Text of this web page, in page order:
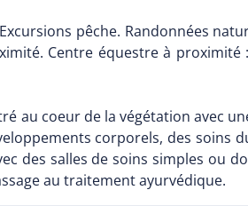
pêche. Randonnées
Centre équestre à
au coeur de la végétation avec
corporels, des soins
des salles de soins simples ou
au traitement ayurvédique.